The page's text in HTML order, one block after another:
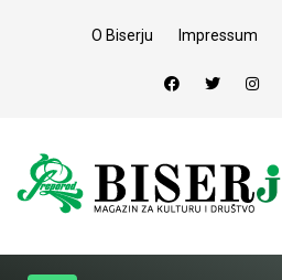
O Biserju Impressum